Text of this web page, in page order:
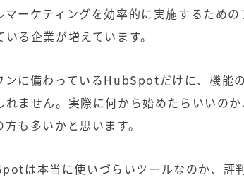
ーケティングを効率的に実施するための
る企業が増えています。
ンに備わっているHubSpotだけに、機能
ません。実際に何から始めたらいいの
も多いかと思います。
は本当に使いづらいツールなのか、評